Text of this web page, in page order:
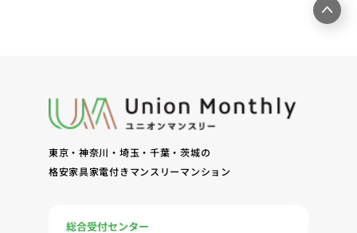
守、管理（9）サービスの改善のためおよびサービ
スの企画、研究および開発のため（10）本ポリシー
する情報等の個人情報について、調査・分析会社、
アフィリエーター、SNS事業者、広告関係会社、広
東京・神奈川・埼玉・千葉・茨城の
格安家具家電付きマンスリーマンション
総合受付センター